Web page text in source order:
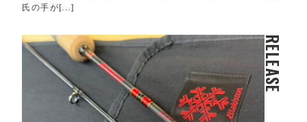
氏の手が[...]
RELEASE